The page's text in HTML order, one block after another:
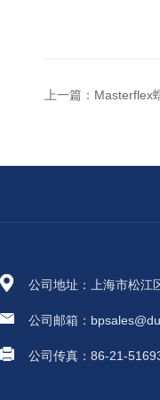
上一篇： Masterflex
公司地址：上海市松江
公司邮箱：
公司传真：86-21-